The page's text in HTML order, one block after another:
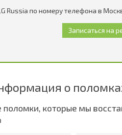
Russia по номеру телефона в
о
которые мы